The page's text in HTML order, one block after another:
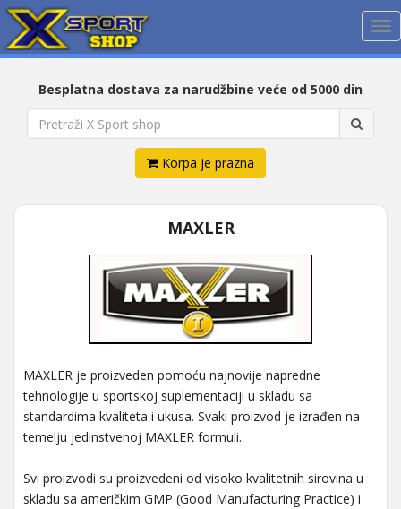
Besplatna dostava za narudžbine veće od 5000 din
Korpa je prazna
MAXLER
MAXLER je proizveden pomoću najnovije napredne
tehnologije u sportskoj suplementaciji u skladu sa
standardima kvaliteta i ukusa. Svaki proizvod je izrađen na
temelju jedinstvenoj MAXLER formuli.
Svi proizvodi su proizvedeni od visoko kvalitetnih sirovina u
skladu sa američkim GMP (Good Manufacturing Practice) i